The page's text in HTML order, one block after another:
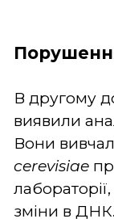
В другому
виявили
Вони
cerevisiae
зміни в